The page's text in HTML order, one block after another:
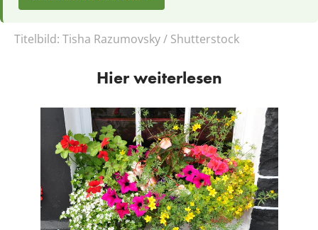
Titelbild: Tisha Razumovsky / Shutterstock
Hier weiterlesen